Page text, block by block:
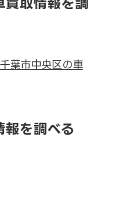
葉市中央区の車
報を調べる